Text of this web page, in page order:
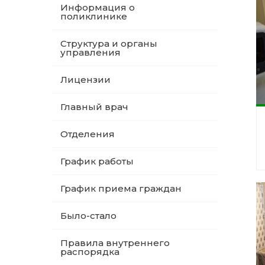
Информация о
поликлинике
Структура и органы
управления
Лицензии
Главный врач
Отделения
График работы
График приема граждан
Было-стало
Правила внутреннего
распорядка